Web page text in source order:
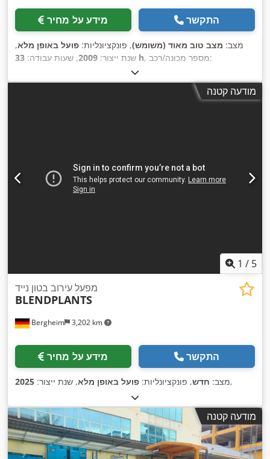
מידע על מחיר התקשר
מצב: מצב טוב מאוד (משומש), פונקציונליות: פועל באופן מלא,
שנת ייצור: 2009, שעות עבודה: 33 h
, מספר מכונה/רכב:
מודעה קטנה
1 / 5
Bergheim 3,202 km
מפעל עירוב בטון נייד
BLENDPLANTS
מידע על מחיר התקשר
מצב: חדש, פונקציונליות: פועל באופן מלא, שנת ייצור: 2025 ,
מודעה קטנה